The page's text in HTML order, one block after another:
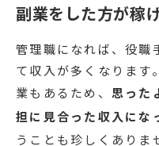
副業をした方が稼
管理職になれば、役職
て収入が多くなります
業もあるため、 思った
担に見合った収入にな
うことも珍しくありま